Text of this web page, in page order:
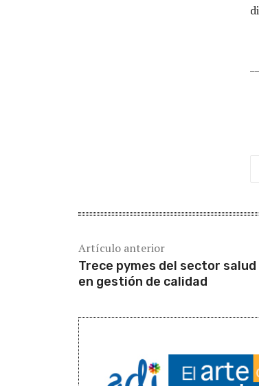
Artículo anterior
Trece pymes del sector
en gestión de calidad